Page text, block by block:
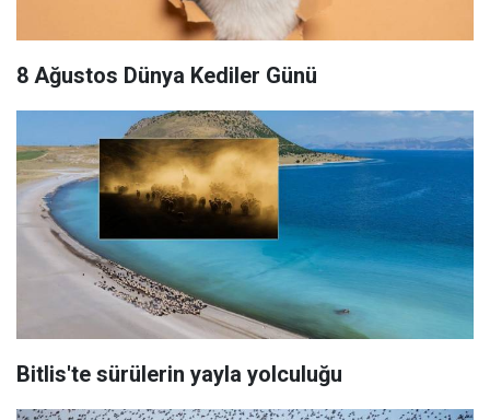
8 Ağustos Dünya Kediler Günü
Bitlis'te sürülerin yayla yolculuğu